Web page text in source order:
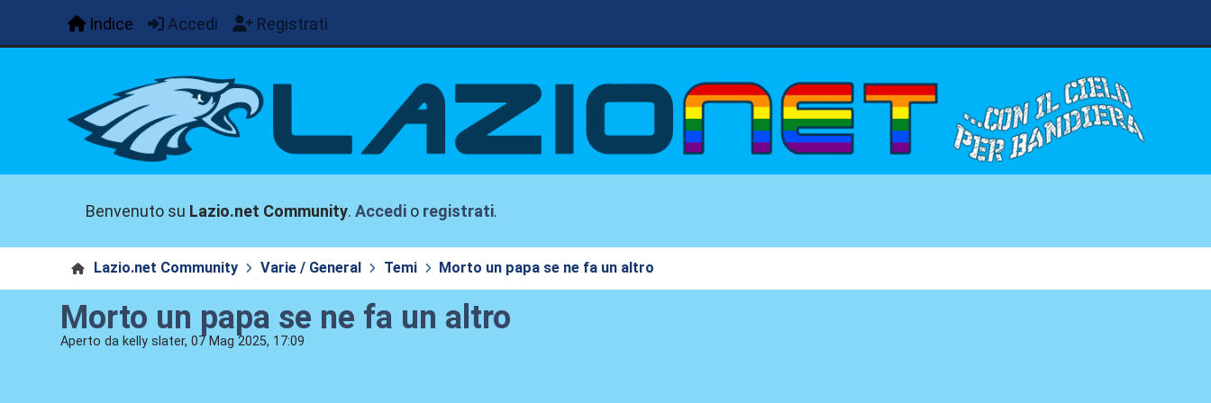
Indice Accedi Registrati
Benvenuto su Lazio.net Community.Accedi o registrati.
Lazio.net Community Varie / General Temi Morto un papa se ne fa un altro
Morto un papa se ne fa un altro
Aperto da kelly slater, 07 Mag 2025, 17:09